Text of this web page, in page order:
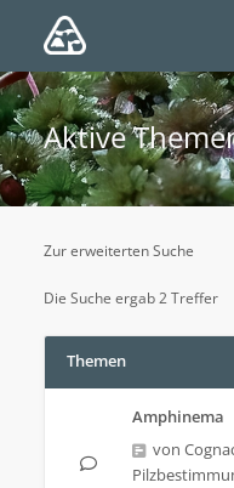
Aktive
Zur erweiterten Suche
Die Suche ergab 2 Treffer
Themen
Amphinema
von